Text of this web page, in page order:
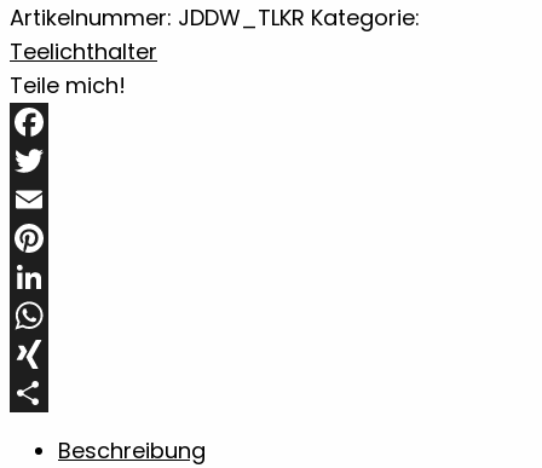
einzeln
aus
Sapeli
Holz
Menge
Artikelnummer: JDDW_TLKR Kategorie:
Teelichthalter
Teile mich!
Facebook
Twitter
Email
Pinterest
LinkedIn
WhatsApp
XING
Beschreibung